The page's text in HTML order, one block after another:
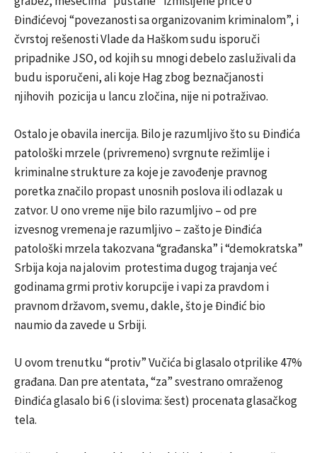
Đinđićevoj “povezanosti sa organizovanim kriminalom”, i
čvrstoj rešenosti Vlade da Haškom sudu isporuči
pripadnike JSO, od kojih su mnogi debelo zasluživali da
budu isporučeni, ali koje Hag zbog beznačjanosti
njihovih pozicija u lancu zločina, nije ni potraživao.
Ostalo je obavila inercija. Bilo je razumljivo što su Đinđića
patološki mrzele (privremeno) svrgnute režimlije i
kriminalne strukture za koje je zavođenje pravnog
poretka značilo propast unosnih poslova ili odlazak u
zatvor. U ono vreme nije bilo razumljivo – od pre
izvesnog vremena je razumljivo – zašto je Đinđića
patološki mrzela takozvana “građanska” i “demokratska”
Srbija koja na jalovim protestima dugog trajanja već
godinama grmi protiv korupcije i vapi za pravdom i
pravnom državom, svemu, dakle, što je Đinđić bio
naumio da zavede u Srbiji.
U ovom trenutku “protiv” Vučića bi glasalo otprilike 47%
građana. Dan pre atentata, “za” svestrano omraženog
Đinđića glasalo bi 6 (i slovima: šest) procenata glasačkog
tela.